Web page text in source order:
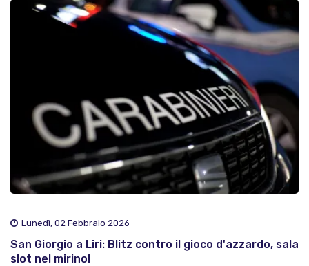
Lunedì, 02 Febbraio 2026
San Giorgio a Liri: Blitz contro il gioco d'azzardo, sala
slot nel mirino!